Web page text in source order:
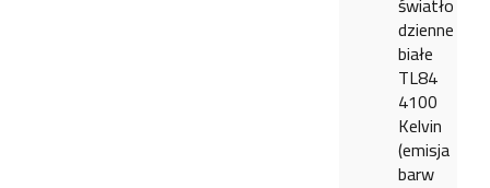
dzienne
białe
TL84
4100
Kelvin
(emisja
barw